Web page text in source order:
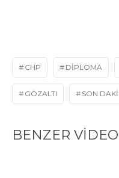
CHP DIPLOMA
GÖZALTI SON
BENZER